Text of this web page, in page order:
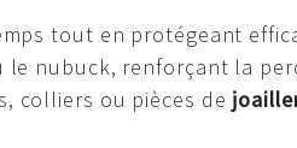
tout en protégeant
nubuck, renforçant la
colliers ou pièces de